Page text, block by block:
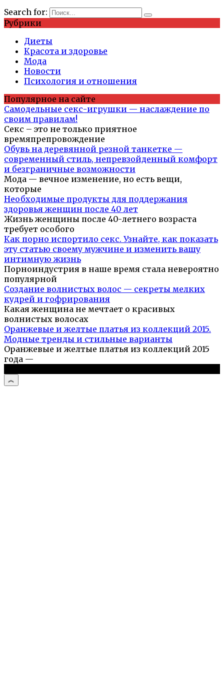
Search for:
Рубрики
Диеты
Красота и здоровье
Мода
Новости
Психология и отношения
Популярное на сайте
Самодельные секс-игрушки — наслаждение по
своим правилам!
Секс – это не только приятное
времяпрепровождение
Обувь на деревянной резной танкетке —
современный стиль, непревзойденный комфорт
и безграничные возможности
Мода — вечное изменение, но есть вещи,
которые
Необходимые продукты для поддержания
здоровья женщин после 40 лет
Жизнь женщины после 40-летнего возраста
требует особого
Как порно испортило секс. Узнайте, как показать
эту статью своему мужчине и изменить вашу
интимную жизнь
Порноиндустрия в наше время стала невероятно
популярной
Создание волнистых волос — секреты мелких
кудрей и гофрирования
Какая женщина не мечтает о красивых
волнистых волосах
Оранжевые и желтые платья из коллекций 2015.
Модные тренды и стильные варианты
Оранжевые и желтые платья из коллекций 2015
года —